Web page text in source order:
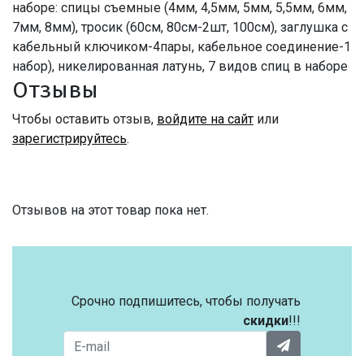
наборе: спицы съемные (4мм, 4,5мм, 5мм, 5,5мм, 6мм,
7мм, 8мм), тросик (60см, 80см-2шт, 100см), заглушка с
кабельный ключиком-4пары, кабельное соединение-1
набор), никелированная латунь, 7 видов спиц в наборе
Отзывы
Чтобы оставить отзыв, войдите на сайт или
зарегистрируйтесь.
Отзывов на этот товар пока нет.
Срочно подпишитесь, чтобы получать
скидки!!!